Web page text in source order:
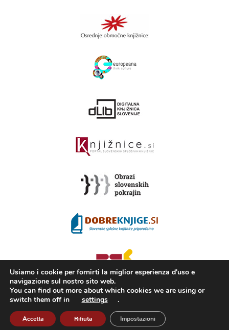
2008 - 2026 ©KAMRA, Production: TrueCAD d.o.o.
Cos’è Kamra
Condizioni di utilizzo ISSN 2350-5559
Usiamo i cookie per fornirti la miglior esperienza d'uso e
navigazione sul nostro sito web.
You can find out more about which cookies we are using or
switch them off in
settings .
Accetta Rifiuta Impostazioni